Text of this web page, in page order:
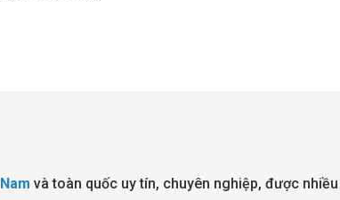
và toàn quốc uy tín, chuyên nghiệp, được